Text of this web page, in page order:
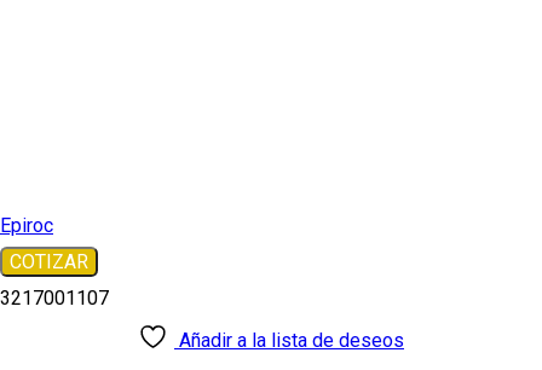
Epiroc
COTIZAR
3217001107
Añadir a la lista de deseos